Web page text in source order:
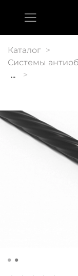
Каталог
Системы
...